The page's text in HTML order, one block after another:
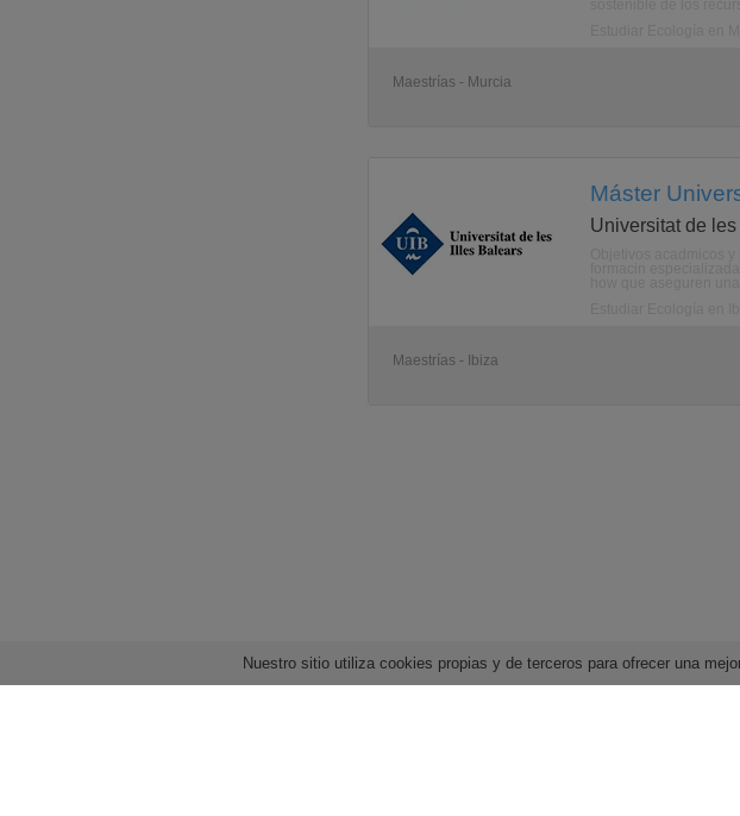
Nuestro sitio utiliza cookies propias y de terceros para ofrecer una
Maestrías - Murcia
Máster
Universitat de
Maestrías - Ibiza